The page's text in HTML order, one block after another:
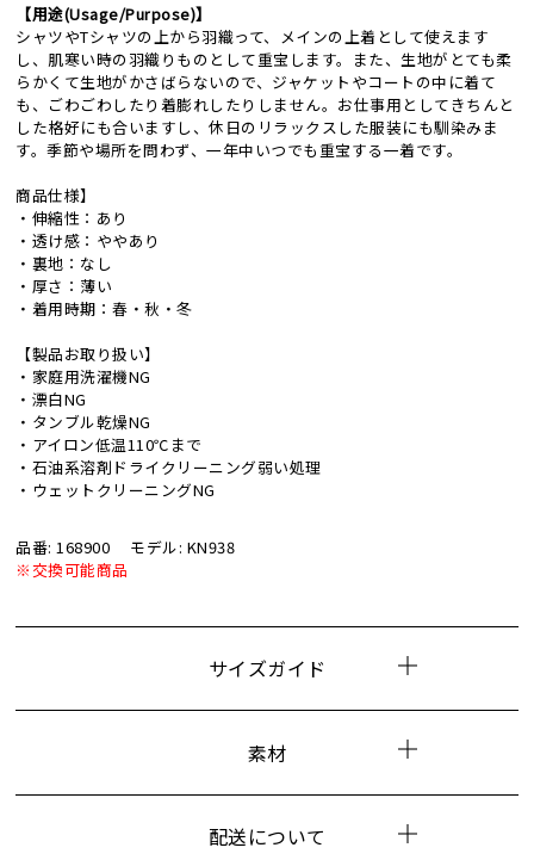
【用途(Usage/Purpose)】
シャツやTシャツの上から羽織って、メインの上着として使えます
し、肌寒い時の羽織りものとして重宝します。また、生地がとても柔
らかくて生地がかさばらないので、ジャケットやコートの中に着て
も、ごわごわしたり着膨れしたりしません。お仕事用としてきちんと
した格好にも合いますし、休日のリラックスした服装にも馴染みま
す。季節や場所を問わず、一年中いつでも重宝する一着です。
商品仕様】
・伸縮性：あり
・透け感：ややあり
・裏地：なし
・厚さ：薄い
・着用時期：春・秋・冬
【製品お取り扱い】
・家庭用洗濯機NG
・漂白NG
・タンブル乾燥NG
・アイロン低温110℃まで
・石油系溶剤ドライクリーニング弱い処理
・ウェットクリーニングNG
品番: 168900
モデル: KN938
※交換可能商品
サイズガイド
素材
配送について